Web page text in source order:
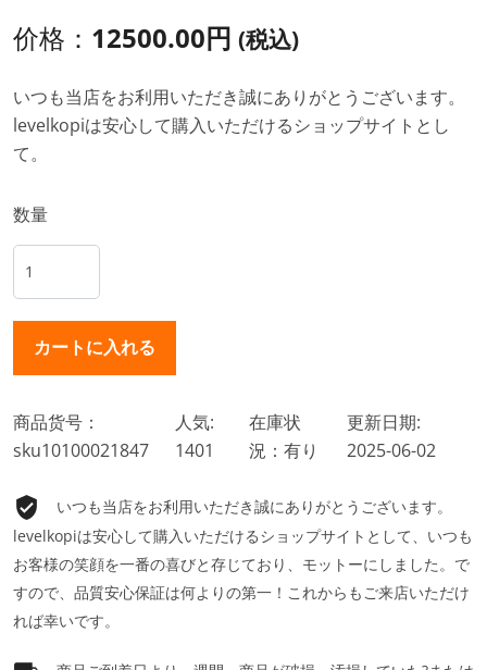
价格： 12500.00円 (税込)
いつも当店をお利用いただき誠にありがとうございます。
levelkopiは安心して購入いただけるショップサイトとし
て。
数量
商品货号：
sku10100021847
人気:
1401
在庫状
況：有り
更新日期:
2025-06-02
いつも当店をお利用いただき誠にありがとうございます。
levelkopiは安心して購入いただけるショップサイトとして、いつも
お客様の笑顔を一番の喜びと存じており、モットーにしました。で
すので、品質安心保証は何よりの第一！これからもご来店いただけ
れば幸いです。